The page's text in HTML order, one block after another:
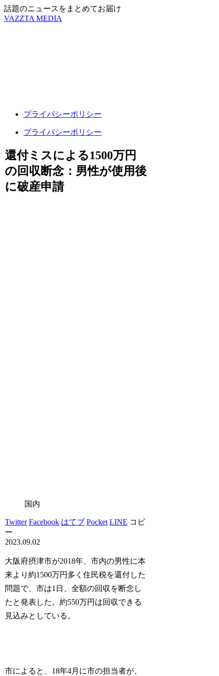
話題のニュースをまとめてお届け
VAZZTA MEDIA
プライバシーポリシー
プライバシーポリシー
還付ミスによる1500万円
の回収断念：男性が使用後
に破産申請
国内
Twitter Facebook はてブ Pocket LINE コピ
ー
2023.09.02
大阪府摂津市が2018年、市内の男性に本
来より約1500万円多く住民税を還付した
問題で、市は1日、全額の回収を断念し
たと発表した。約550万円は回収できる
見込みとしている。
市によると、18年4月に市の担当者が、